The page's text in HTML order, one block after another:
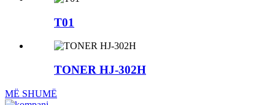
T01
TONER HJ-302H
MË SHUMË